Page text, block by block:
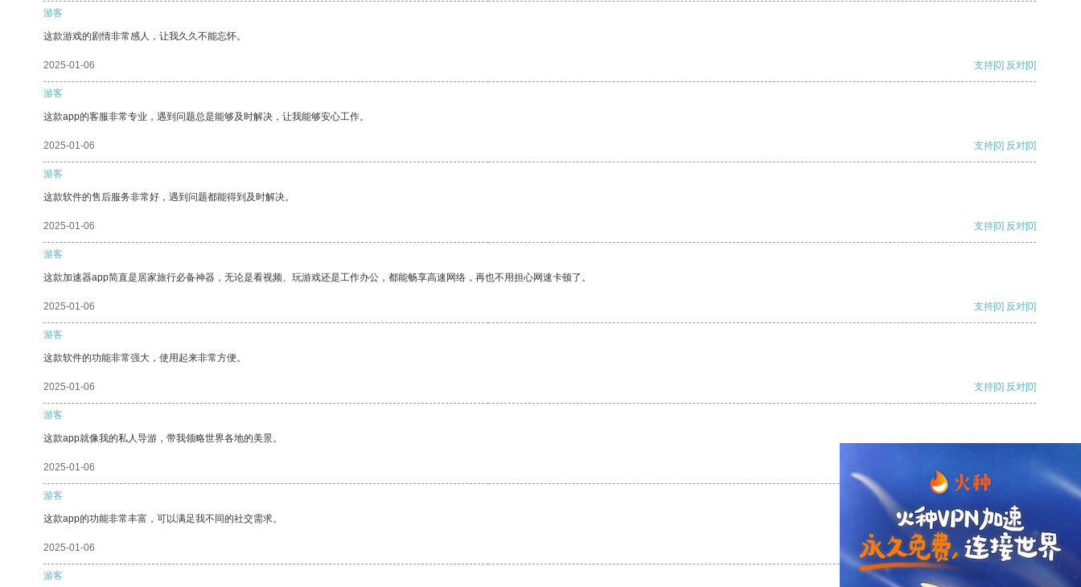
游客
这款游戏的剧情非常感人，让我久久不能忘怀。
2025-01-06 支持[0] 反对[0]
游客
这款app的客服非常专业，遇到问题总是能够及时解决，让我能够安心工作。
2025-01-06 支持[0] 反对[0]
游客
这款软件的售后服务非常好，遇到问题都能得到及时解决。
2025-01-06 支持[0] 反对[0]
游客
这款加速器app简直是居家旅行必备神器，无论是看视频、玩游戏还是工作办公，都能畅享高速网络，再也不用担心网速卡顿了。
2025-01-06 支持[0] 反对[0]
游客
这款软件的功能非常强大，使用起来非常方便。
2025-01-06 支持[0] 反对[0]
游客
这款app就像我的私人导游，带我领略世界各地的美景。
2025-01-06
游客
这款app的功能非常丰富，可以满足我不同的社交需求。
2025-01-06 支持 [0] 反对[0]
游客